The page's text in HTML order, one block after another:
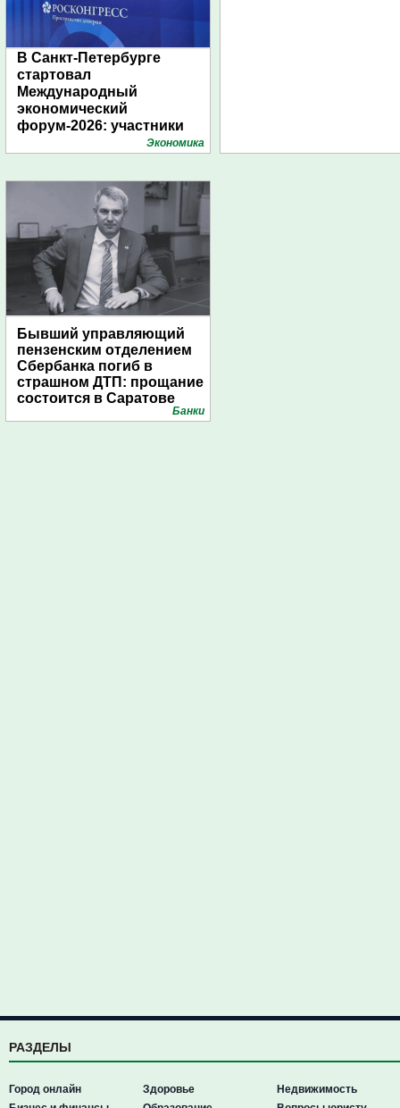
В Санкт-Петербурге
стартовал
Международный
экономический
форум-2026: участники
подготовили креативные
Экономика
Бывший управляющий
пензенским отделением
Сбербанка погиб в
страшном ДТП: прощание
состоится в Саратове
Банки
РАЗДЕЛЫ
Город онлайн
Здоровье
Недвижимость